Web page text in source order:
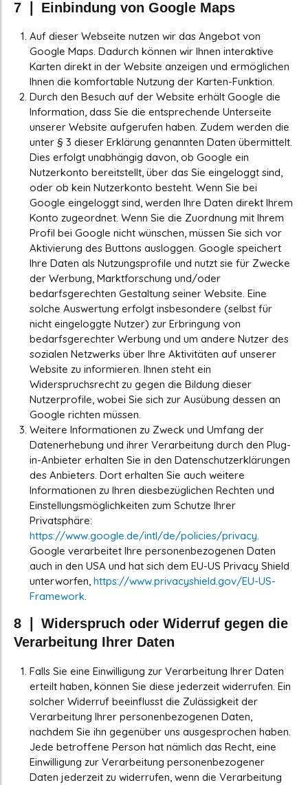
7 ❘ Einbindung von Google Maps
Auf dieser Webseite nutzen wir das Angebot von
Google Maps. Dadurch können wir Ihnen interaktive
Karten direkt in der Website anzeigen und ermöglichen
Ihnen die komfortable Nutzung der Karten-Funktion.
Durch den Besuch auf der Website erhält Google die
Information, dass Sie die entsprechende Unterseite
unserer Website aufgerufen haben. Zudem werden die
unter § 3 dieser Erklärung genannten Daten übermittelt.
Dies erfolgt unabhängig davon, ob Google ein
Nutzerkonto bereitstellt, über das Sie eingeloggt sind,
oder ob kein Nutzerkonto besteht. Wenn Sie bei
Google eingeloggt sind, werden Ihre Daten direkt Ihrem
Konto zugeordnet. Wenn Sie die Zuordnung mit Ihrem
Profil bei Google nicht wünschen, müssen Sie sich vor
Aktivierung des Buttons ausloggen. Google speichert
Ihre Daten als Nutzungsprofile und nutzt sie für Zwecke
der Werbung, Marktforschung und/oder
bedarfsgerechten Gestaltung seiner Website. Eine
solche Auswertung erfolgt insbesondere (selbst für
nicht eingeloggte Nutzer) zur Erbringung von
bedarfsgerechter Werbung und um andere Nutzer des
sozialen Netzwerks über Ihre Aktivitäten auf unserer
Website zu informieren. Ihnen steht ein
Widerspruchsrecht zu gegen die Bildung dieser
Nutzerprofile, wobei Sie sich zur Ausübung dessen an
Google richten müssen.
Weitere Informationen zu Zweck und Umfang der
Datenerhebung und ihrer Verarbeitung durch den Plug-
in-Anbieter erhalten Sie in den Datenschutzerklärungen
des Anbieters. Dort erhalten Sie auch weitere
Informationen zu Ihren diesbezüglichen Rechten und
Einstellungsmöglichkeiten zum Schutze Ihrer
Privatsphäre:
https://www.google.de/intl/de/policies/privacy.
Google verarbeitet Ihre personenbezogenen Daten
auch in den USA und hat sich dem EU-US Privacy Shield
unterworfen, https://www.privacyshield.gov/EU-US-
Framework.
8 ❘ Widerspruch oder Widerruf gegen die
Verarbeitung Ihrer Daten
Falls Sie eine Einwilligung zur Verarbeitung Ihrer Daten
erteilt haben, können Sie diese jederzeit widerrufen. Ein
solcher Widerruf beeinflusst die Zulässigkeit der
Verarbeitung Ihrer personenbezogenen Daten,
nachdem Sie ihn gegenüber uns ausgesprochen haben.
Jede betroffene Person hat nämlich das Recht, eine
Einwilligung zur Verarbeitung personenbezogener
Daten jederzeit zu widerrufen, wenn die Verarbeitung